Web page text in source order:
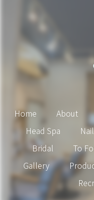
Home About
Head Spa
Nail
Bridal
To
Gallery